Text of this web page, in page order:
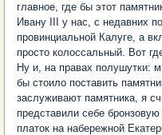
главное, где бы этот
Ивану III у нас, с недавних
провинциальной Калуге, а
просто колоссальный. Вот
Ну и, на правах полушутки:
бы стоило поставить
заслуживают памятника, я
представили себе
платок на набережной